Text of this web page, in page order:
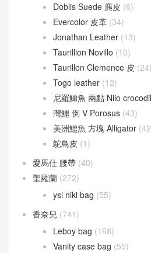
Victoria(8)
愛馬仕 拖鞋(121)
愛馬仕 皮革(415)
Barenia 馬鞍皮(44)
Box calfskin(1)
Chevre Mysore 山羊皮
Doblis Suede 麂皮 (6)
Evercolor 皮革(34)
Jonathan Leather(13)
Taurillion Novillo
Taurillon Clemence 皮
Togo leather
尼羅鱷魚 兩點 Nilo crocodile
灣鱷 倒 V Porosus
美洲鱷魚 方塊 Alligator
鴕鳥皮